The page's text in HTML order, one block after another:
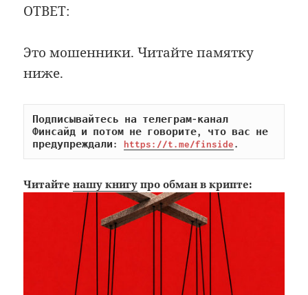
ОТВЕТ:
Это мошенники. Читайте памятку
ниже.
Подписывайтесь на телеграм-канал
Финсайд и потом не говорите, что вас не
предупреждали: https://t.me/finside.
Читайтенашу книгу про обман в крипте: